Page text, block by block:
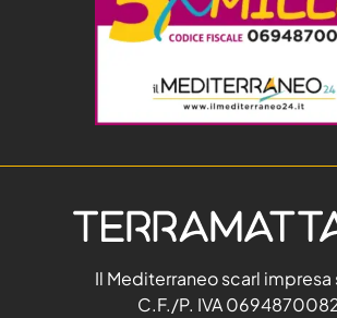
Il Mediterraneo scarl impresa
C.F./P. IVA